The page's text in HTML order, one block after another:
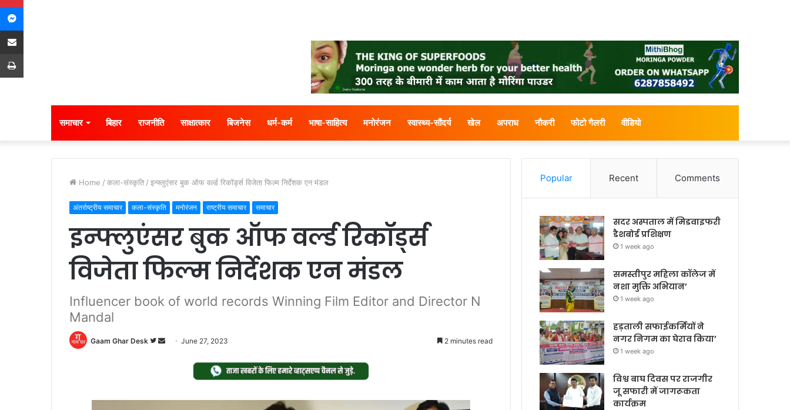
समाचार बिहार राजनीति साक्षात्कार बिजनेस धर्म-कर्म भाषा-साहित्य मनोरंजन स्वास्थ्य-सौंदर्य खेल अपराध नौकरी फोटो गैलरी वीडियो
Home / कला-संस्कृति / इन्फ्लुएंसर बुक ऑफ वर्ल्ड रिकॉर्ड्स विजेता फिल्म निर्देशक एन मंडल
अंतर्राष्ट्रीय समाचार कला-संस्कृति मनोरंजन राष्ट्रीय समाचार समाचार
इन्फ्लुएंसर बुक ऑफ वर्ल्ड रिकॉर्ड्स
विजेता फिल्म निर्देशक एन मंडल
Influencer book of world records Winning Film Editor and Director N
Mandal
Gaam Ghar Desk
Follow
SendJune 27, 2023 2 minutes read
Popular Recent Comments
सदर अस्पताल में मिडवाइफरी
डैशबोर्ड प्रशिक्षण
1 week ago
समस्तीपुर महिला कॉलेज में
नशा मुक्ति अभियान’
1 week ago
हड़ताली सफाईकर्मियों ने
नगर निगम का घेराव किया’
1 week ago
विश्व बाघ दिवस पर राजगीर
जू सफारी में जागरूकता
कार्यक्रम
Messenger
Share via Email